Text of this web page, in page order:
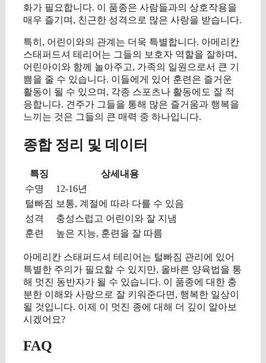
화가 필요합니다. 이 품종은 사람들과의 상호작용을
매우 즐기며, 친근한 성격으로 많은 사랑을 받습니다.
특히, 어린이와의 관계는 더욱 특별합니다. 아메리칸
스태퍼드셔 테리어는 그들의 보호자 역할을 잘하며,
어린아이와 함께 놀아주고, 가족의 일원으로서 큰 기
쁨을 줄 수 있습니다. 이들에게 있어 훈련은 즐거운
활동이 될 수 있으며, 각종 스포츠나 활동에도 잘 적
응합니다. 견주가 그들을 통해 많은 즐거움과 행복을
느끼는 것은 그들의 큰 매력 중 하나입니다.
종합 정리 및 데이터
특징
상세내용
수명
12-16년
털빠짐 보통, 계절에 따라 다를 수 있음
성격
충성스럽고 어린이와 잘 지냄
훈련
높은 지능, 훈련을 잘 따름
아메리칸 스태퍼드셔 테리어는 털빠짐 관리에 있어
특별한 주의가 필요할 수 있지만, 올바른 양육법을 통
해 멋진 동반자가 될 수 있습니다. 이 품종에 대한 충
분한 이해와 사랑으로 잘 키워준다면, 행복한 일상이
될 것입니다. 이제 이 멋진 종에 대해 더 깊이 알아보
시겠어요?
FAQ